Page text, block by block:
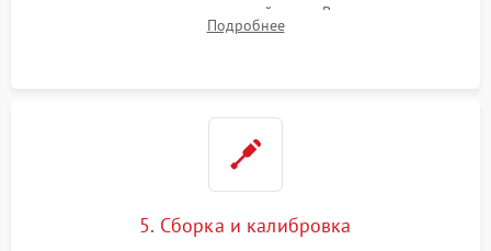
контроллеров на материнской плате. Восстановление
разъемов и кнопок, замена поврежденных элементов
Подробнее
5. Сборка и калибровка